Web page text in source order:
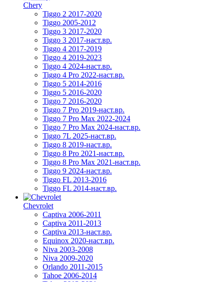
Chery
Tiggo 2 2017-2020
Tiggo 2005-2012
Tiggo 3 2017-2020
Tiggo 3 2017-наст.вр.
Tiggo 4 2017-2019
Tiggo 4 2019-2023
Tiggo 4 2024-наст.вр.
Tiggo 4 Pro 2022-наст.вр.
Tiggo 5 2014-2016
Tiggo 5 2016-2020
Tiggo 7 2016-2020
Tiggo 7 Pro 2019-наст.вр.
Tiggo 7 Pro Max 2022-2024
Tiggo 7 Pro Max 2024-наст.вр.
Tiggo 7L 2025-наст.вр.
Tiggo 8 2019-наст.вр.
Tiggo 8 Pro 2021-наст.вр.
Tiggo 8 Pro Max 2021-наст.вр.
Tiggo 9 2024-наст.вр.
Tiggo FL 2013-2016
Tiggo FL 2014-наст.вр.
Chevrolet
Captiva 2006-2011
Captiva 2011-2013
Captiva 2013-наст.вр.
Equinox 2020-наст.вр.
Niva 2003-2008
Niva 2009-2020
Orlando 2011-2015
Tahoe 2006-2014